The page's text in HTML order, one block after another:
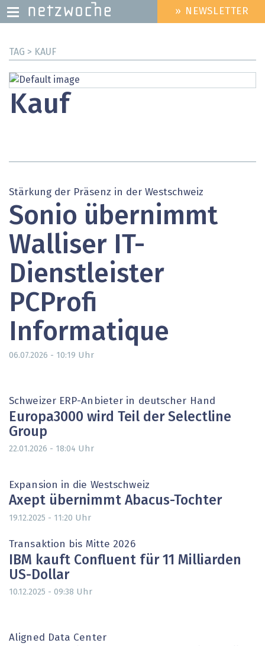
zum
HEADER
MENU
» NEWSLETTER
TAG > KAUF
Kauf
Stärkung der Präsenz in der Westschweiz
Sonio übernimmt
Walliser IT-
Dienstleister
PCProfi
Informatique
06.07.2026 - 10:19 Uhr
Schweizer ERP-Anbieter in deutscher Hand
Europa3000 wird Teil der Selectline
Group
22.01.2026 - 18:04 Uhr
Expansion in die Westschweiz
Axept übernimmt Abacus-Tochter
19.12.2025 - 11:20 Uhr
Transaktion bis Mitte 2026
IBM kauft Confluent für 11 Milliarden
US-Dollar
10.12.2025 - 09:38 Uhr
Aligned Data Center